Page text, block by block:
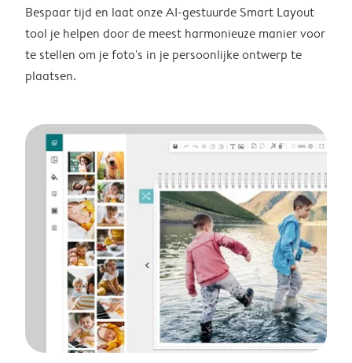
Bespaar tijd en laat onze AI-gestuurde Smart Layout
tool je helpen door de meest harmonieuze manier voor
te stellen om je foto's in je persoonlijke ontwerp te
plaatsen.